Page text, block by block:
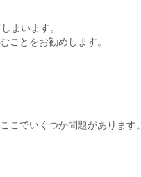
まいます。
ことをお勧めします。
こでいくつか問題があります。